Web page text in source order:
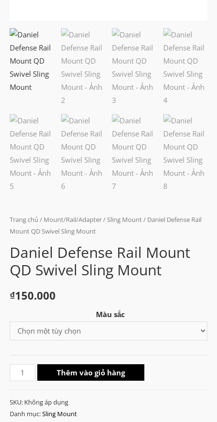
Trang chủ / Mount/Rail/Adapter/Sling Mount/ Daniel Defense Rail
Mount QD Swivel Sling Mount
Daniel Defense Rail Mount
QD Swivel Sling Mount
₫150.000
Màu sắc
Daniel
Defense
Mount
Thêm vào giỏ hàng
SKU: Không áp dụng
Danh mục:Sling Mount